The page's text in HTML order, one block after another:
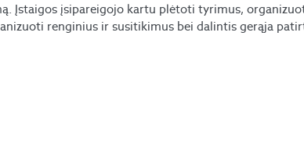
Įstaigos įsipareigojo kartu plėtoti tyrimus,
renginius ir susitikimus bei dalintis gerąja